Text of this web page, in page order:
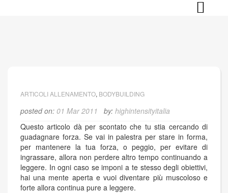
ARTICOLI ALLENAMENTO, BODYBUILDING
posted on: 01 Mar 2011 by: highintensityitalia
Questo articolo dà per scontato che tu stia cercando di
guadagnare forza. Se vai in palestra per stare in forma,
per mantenere la tua forza, o peggio, per evitare di
ingrassare, allora non perdere altro tempo continuando a
leggere. In ogni caso se imponi a te stesso degli obiettivi,
hai una mente aperta e vuoi diventare più muscoloso e
forte allora continua pure a leggere.